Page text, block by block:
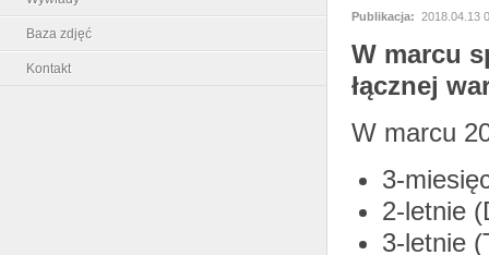
Baza zdjęć
Kontakt
Publikacja: 2018.04.13
W marcu
łącznej
W marcu
3-
2-letnie
3-letnie